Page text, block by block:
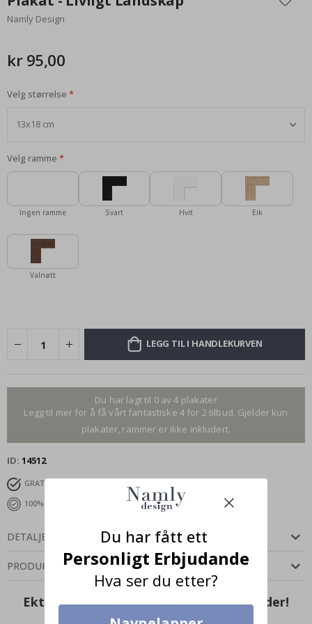
begynnelsen
av
Namly Design
kr 95,00
Velg størrelse
Velg ramme
Ingen ramme Svart Hvit Eik
Valnøtt
LEGG TIL I HANDLEKURVEN
Du har lagt til 0 av 4 plakater
Legg til mer for å få vårt fantastiske 4 for 2 tilbud. Gjelder kun
plakater, rammer er ikke inkludert.
ID 14512
GRATIS FRAKT OVER 349 KR
100% TILFREDSHETSGARANTI
DETALJER
PRODUKTOMTALER(0)
Ekte inspirasjon fra våre fornøyde kunder!
Du har fått ett
Personligt Erbjudande
Hva ser du etter?